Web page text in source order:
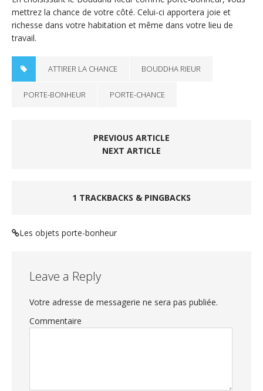
mettrez la chance de votre côté. Celui-ci apportera joie et
richesse dans votre habitation et même dans votre lieu de
travail.
ATTIRER LA CHANCE BOUDDHA RIEUR
PORTE-BONHEUR PORTE-CHANCE
PREVIOUS ARTICLE
NEXT ARTICLE
1 TRACKBACKS & PINGBACKS
Les objets porte-bonheur
Leave a Reply
Votre adresse de messagerie ne sera pas publiée.
Commentaire